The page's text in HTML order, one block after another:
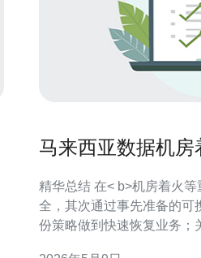
马来西亚数据机
精华总结 在< b>机房着火等重大事故中，优先确保人的安
全，其次通过事先准备的可
份策略做到快速恢复业务；